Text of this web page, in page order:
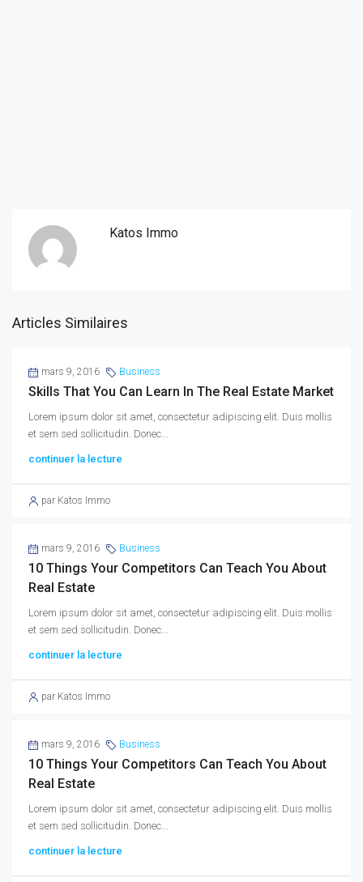
Katos Immo
Articles Similaires
mars 9, 2016 Business
Skills That You Can Learn In The Real Estate Market
Lorem ipsum dolor sit amet, consectetur adipiscing elit. Duis mollis
et sem sed sollicitudin. Donec...
continuer la lecture
par Katos Immo
mars 9, 2016 Business
10 Things Your Competitors Can Teach You About
Real Estate
Lorem ipsum dolor sit amet, consectetur adipiscing elit. Duis mollis
et sem sed sollicitudin. Donec...
continuer la lecture
par Katos Immo
mars 9, 2016 Business
10 Things Your Competitors Can Teach You About
Real Estate
Lorem ipsum dolor sit amet, consectetur adipiscing elit. Duis mollis
et sem sed sollicitudin. Donec...
continuer la lecture